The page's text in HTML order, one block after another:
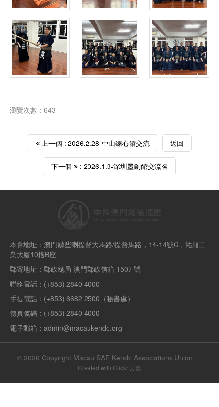
瀏覽次數：643
上一個 : 2026.2.28-中山鍊心館交流 返回
下一個 : 2026.1.3-深圳墨劍館交流名
本會地址：澳門罅些喇提督大馬路/提督馬路，14-14號C，祐順工
業大廈10樓B座
郵寄地址：郵政總局 澳門郵政信箱 1507 號
聯絡電話：(+853) 2840 4000
手提電話：(+853) 6682 2500（秘書處）
傳真號碼：(+853) 2840 4000
電子郵箱：admin@macaukendo.org
© 2026 Copyright Macau SAR Kendo Associations Union
Created with Clickr 力嘉